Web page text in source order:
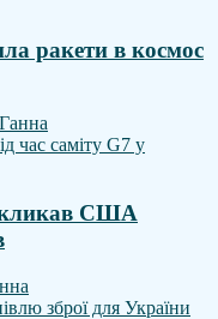
ракети в космос
США